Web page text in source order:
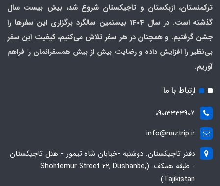
ترکمنستان، ازبکستان و تاجیکستان شروع شد، بیش بیست سال
گذشته است. در سال 1404 بیستمین سالگرد برگزاری این سفرها را
جشن گرفتیم. و همچنان در هر سفر تلاش می‌کنیم، کیفیت این سفر
بی‌نظیر را افزایش داده و رضایت بیش از بیش همسفرانمان را فراهم
آوریم.
ارتباط با ما
09013333907
info@naztrip.ir
دفتر تاجیکستان: دوشنبه -خیابان شاه تیمور - هتل تاجیکستان
- طبقه همکف. (Shohtemur Street 22, Dushanbe,
Tajikistan)